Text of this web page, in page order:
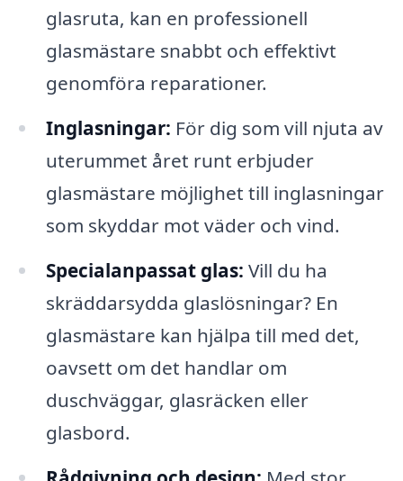
glasruta, kan en professionell
glasmästare snabbt och effektivt
genomföra reparationer.
Inglasningar: För dig som vill njuta av
uterummet året runt erbjuder
glasmästare möjlighet till inglasningar
som skyddar mot väder och vind.
Specialanpassat glas: Vill du ha
skräddarsydda glaslösningar? En
glasmästare kan hjälpa till med det,
oavsett om det handlar om
duschväggar, glasräcken eller
glasbord.